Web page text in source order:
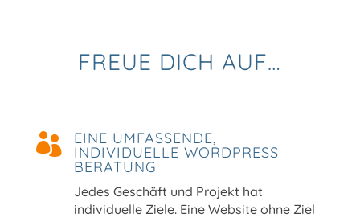
FREUE DICH AUF…
 EINE UMFASSENDE,
INDIVIDUELLE WORDPRESS
BERATUNG
Jedes Geschäft und Projekt hat
individuelle Ziele. Eine Website ohne Ziel